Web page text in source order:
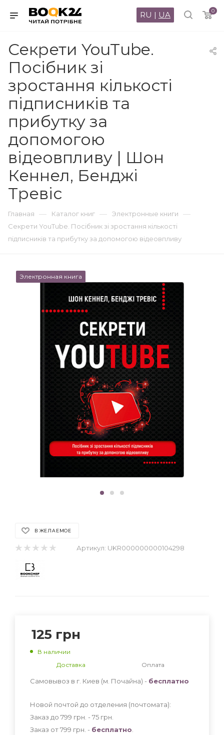
0
RU | UA
Секрети YouTube.
Посібник зі
зростання кількості
підписників та
прибутку за
допомогою
відеовпливу | Шон
Кеннел, Бенджі
Тревіс
Главная — Каталог книг — Электронные книги —
Секрети YouTube. Посібник зі зростання кількості
підписників та прибутку за допомогою відеовпливу
Электронная книга
В ЖЕЛАЕМОЕ
Артикул: UKR000000000104298
125 грн
В наличии
Доставка
Оплата
Самовывоз в г. Киев (м. Почайна) - бесплатно
Новой почтой до отделения (почтомата):
Заказ до 799 грн. - 75 грн
Заказ от 799 грн. - бесплатно